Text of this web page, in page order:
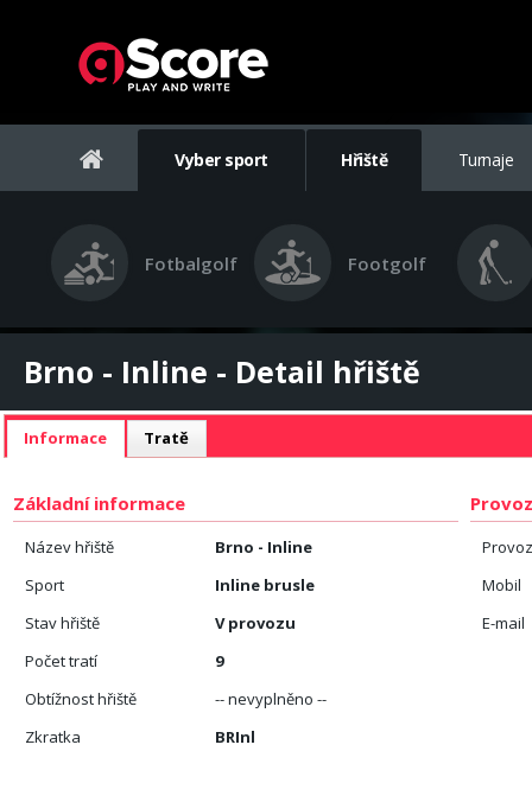
Vyber sport Hřiště Turnaje
Fotbalgolf Footgolf
Brno - Inline - Detail hřiště
Informace Tratě
Základní informace
Název hřiště
Brno - Inline
Sport
Inline brusle
Stav hřiště
V provozu
Počet tratí
9
Obtížnost hřiště
-- nevyplněno --
Zkratka
BRInl
Mobil
E-mail